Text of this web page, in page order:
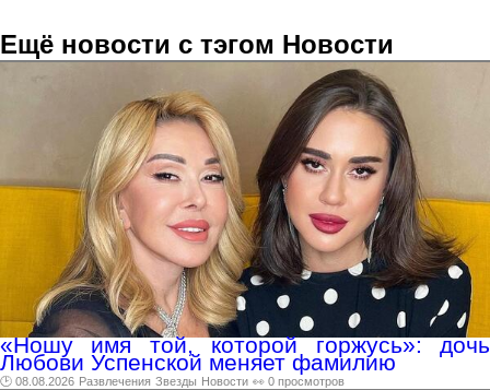
Ещё новости с тэгом Новости
«Ношу имя той, которой горжусь»: дочь
Любови Успенской меняет фамилию
🕑 08.08.2026 Развлечения Звезды Новости 👀 0 просмотров